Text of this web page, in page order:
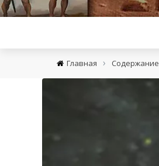
Главная › Содержание